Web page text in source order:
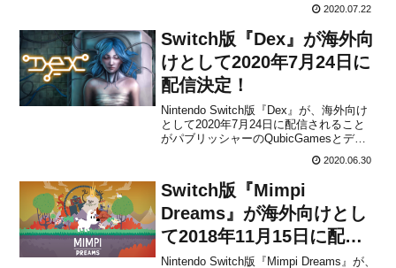
となります。パッケージは2,800本のみが
利用可能で、7月23日からRED ART
GAMES ...
2020.07.22
Switch版『Dex』が海外向
けとして2020年7月24日に
配信決定！
Nintendo Switch版『Dex』が、海外向け
として2020年7月24日に配信されること
がパブリッシャーのQubicGamesとデベ
た。販売価格は$19.99に設定されていま
す。本作は、『ブレード・ランナー』
『ニューロマンサー...
2020.06.30
Switch版『Mimpi
Dreams』が海外向けとし
て2018年11月15日に配信
決定！キュートなパズル＆
Nintendo Switch版『Mimpi Dreams』が、